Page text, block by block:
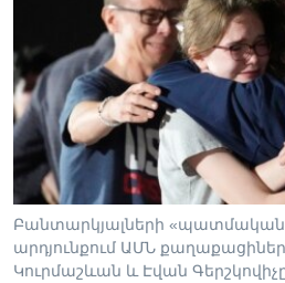
Լեզուներ
Բանտարկյալների
արդյունքում ԱՄՆ քաղաքացիներ
Կուրմաշևան և Էվան